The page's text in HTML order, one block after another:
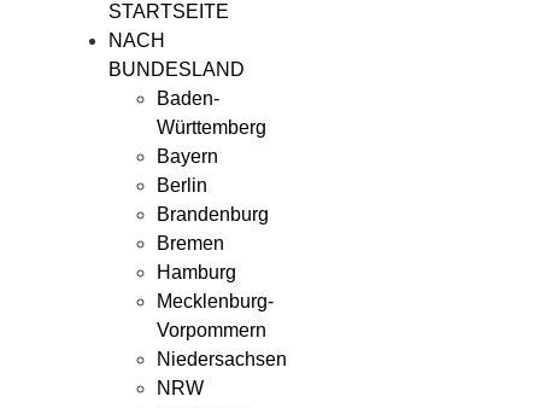
STARTSEITE
NACH
BUNDESLAND
Baden-
Württemberg
Bayern
Berlin
Brandenburg
Bremen
Hamburg
Mecklenburg-
Vorpommern
Niedersachsen
NRW